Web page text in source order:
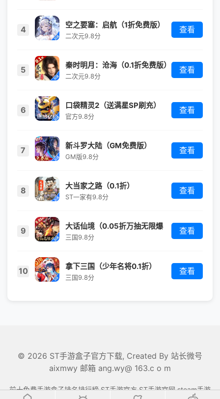
4
空之要塞：启航（1折免费版）
（买断券）
二次元9.8分
查看
5 秦时明月：沧海（0.1折免费版）
二次元9.8分
查看
6
口袋精灵2（送满星SP刷充）
（宝可梦）
官方9.8分
查看
7 新斗罗大陆（GM免费版）
GM版9.8分
查看
8 大当家之路（0.1折）
ST一家有9.8分
查看
9
大话仙境（0.05折万抽无限爆
衣）
三国9.8分
查看
10 拿下三国（少年名将0.1折）
三国9.8分
查看
© 2026 ST手游盒子官方下载, Created By 站长微号
aixmwy 邮箱 ang.wy@ 163.c o m
前十免费手游盒子排名排行榜,ST手游官方,ST手游官网,steam手游